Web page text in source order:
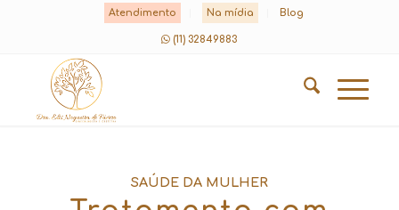
Atendimento Na mídia Blog
(11) 32849883
SAÚDE DA MULHER